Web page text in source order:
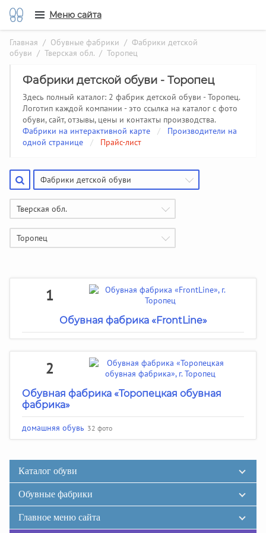
Меню сайта
Главная / Обувные фабрики / Фабрики детской
обуви / Тверская обл. / Торопец
Фабрики детской обуви - Торопец
Здесь полный каталог: 2 фабрик детской обуви - Торопец.
Логотип каждой компании - это ссылка на каталог с фото
обуви, сайт, отзывы, цены и контакты производства.
Фабрики на интерактивной карте
/
Производители на
одной странице
/ Прайс-лист
Фабрики детской обуви
Тверская обл.
Торопец
1
Обувная фабрика «FrontLine»
2
Обувная фабрика «Торопецкая обувная
фабрика»
домашняя обувь 32 фото
Каталог обуви
Обувные фабрики
Главное меню сайта